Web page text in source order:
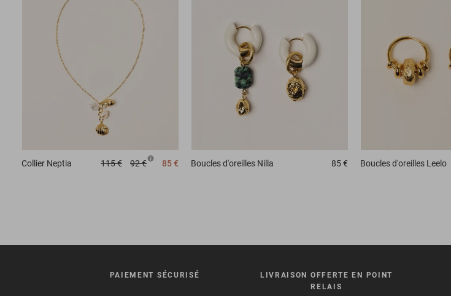
Collier Neptia 115 € 92 € 85 € Boucles d'oreilles Nilla 85 € Boucles d'oreilles Leelo
PAIEMENT SÉCURISÉ
LIVRAISON OFFERTE EN POINT
RELAIS